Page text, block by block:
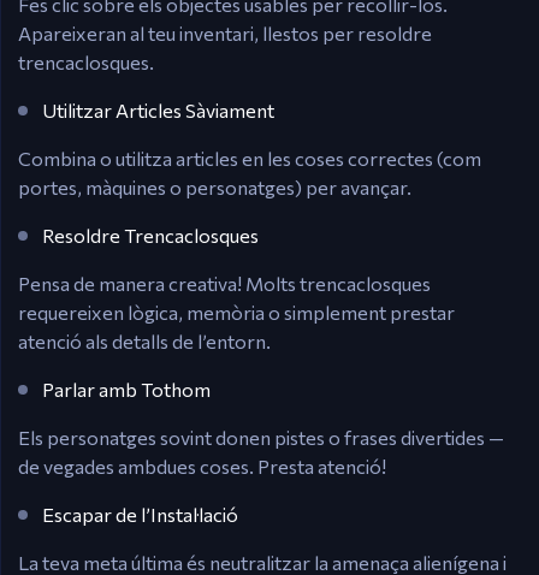
Apareixeran al teu inventari, llestos per resoldre
trencaclosques.
Utilitzar Articles Sàviament
Combina o utilitza articles en les coses correctes (com
portes, màquines o personatges) per avançar.
Resoldre Trencaclosques
Pensa de manera creativa! Molts trencaclosques
requereixen lògica, memòria o simplement prestar
atenció als detalls de l’entorn.
Parlar amb Tothom
Els personatges sovint donen pistes o frases divertides —
de vegades ambdues coses. Presta atenció!
Escapar de l’Instal·lació
La teva meta última és neutralitzar la amenaça alienígena i